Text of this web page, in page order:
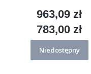
Cena
963,09 zł
Cena
783,00 zł
Niedostępny